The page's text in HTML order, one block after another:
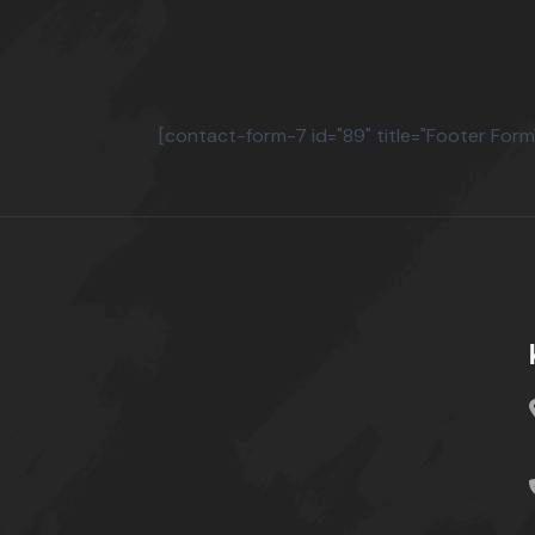
[contact-form-7 id="89" title="Footer